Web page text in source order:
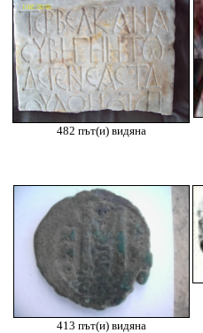
482 път(и) видяна
413 път(и) видяна